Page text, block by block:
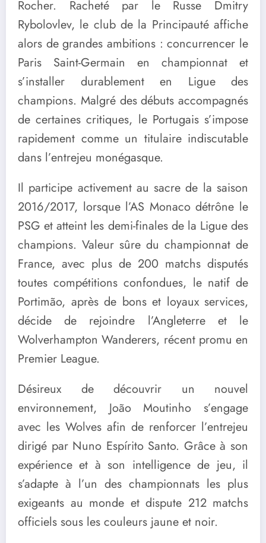
Rocher. Racheté par le Russe Dmitry
Rybolovlev, le club de la Principauté affiche
alors de grandes ambitions : concurrencer le
Paris Saint-Germain en championnat et
s’installer durablement en Ligue des
champions. Malgré des débuts accompagnés
de certaines critiques, le Portugais s’impose
rapidement comme un titulaire indiscutable
dans l’entrejeu monégasque.
Il participe activement au sacre de la saison
2016/2017, lorsque l’AS Monaco détrône le
PSG et atteint les demi-finales de la Ligue des
champions. Valeur sûre du championnat de
France, avec plus de 200 matchs disputés
toutes compétitions confondues, le natif de
Portimão, après de bons et loyaux services,
décide de rejoindre l’Angleterre et le
Wolverhampton Wanderers, récent promu en
Premier League.
Désireux de découvrir un nouvel
environnement, João Moutinho s’engage
avec les Wolves afin de renforcer l’entrejeu
dirigé par Nuno Espírito Santo. Grâce à son
expérience et à son intelligence de jeu, il
s’adapte à l’un des championnats les plus
exigeants au monde et dispute 212 matchs
officiels sous les couleurs jaune et noir.